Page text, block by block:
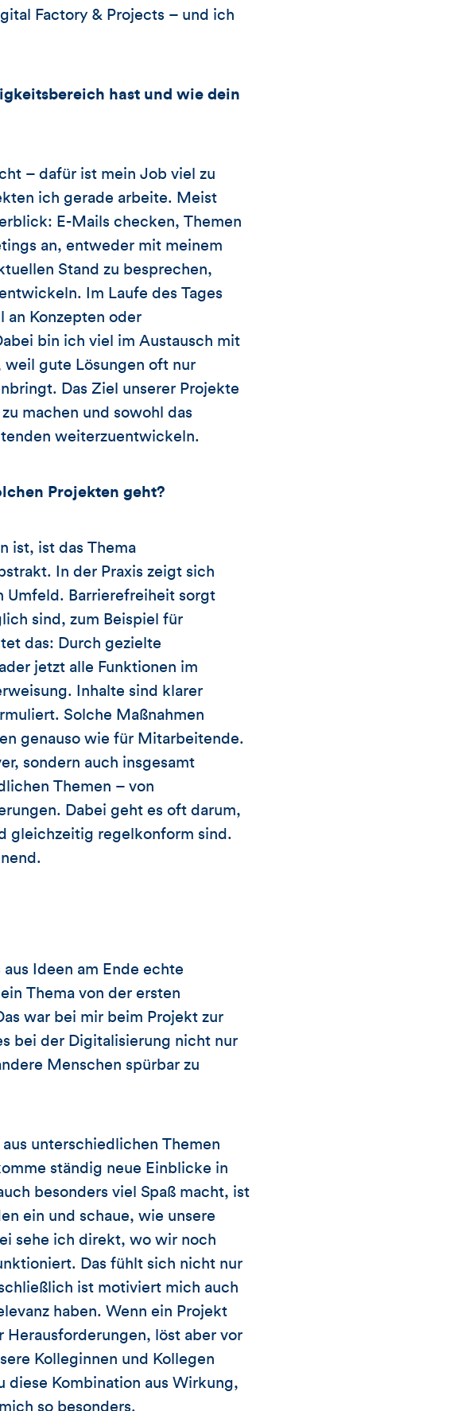
Factory & Projects – und ich
hast und wie dein
– dafür ist mein Job viel zu
ich gerade arbeite. Meist
E-Mails checken, Themen
an, entweder mit meinem
Stand zu besprechen,
Im Laufe des Tages
an Konzepten oder
bin ich viel im Austausch mit
weil gute Lösungen oft nur
Das Ziel unserer Projekte
machen und sowohl das
weiterzuentwickeln.
Projekten geht?
ist, ist das Thema
In der Praxis zeigt sich
Umfeld. Barrierefreiheit sorgt
sind, zum Beispiel für
das: Durch gezielte
jetzt alle Funktionen im
Inhalte sind klarer
Solche Maßnahmen
genauso wie für Mitarbeitende.
sondern auch insgesamt
Themen – von
Dabei geht es oft darum,
gleichzeitig regelkonform sind.
Ideen am Ende echte
Thema von der ersten
war bei mir beim Projekt zur
bei der Digitalisierung nicht nur
Menschen spürbar zu
unterschiedlichen Themen
ständig neue Einblicke in
besonders viel Spaß macht, ist
ein und schaue, wie unsere
sehe ich direkt, wo wir noch
Das fühlt sich nicht nur
ist motiviert mich auch
haben. Wenn ein Projekt
löst aber vor
Kolleginnen und Kollegen
diese Kombination aus Wirkung,
so besonders.